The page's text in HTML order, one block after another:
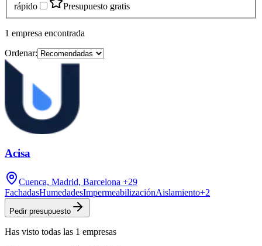
rápido
Presupuesto gratis
1 empresa encontrada
Ordenar:
Acisa
Cuenca, Madrid, Barcelona +29
FachadasHumedadesImpermeabilizaciónAislamiento+2
Pedir presupuesto
Has visto todas las 1 empresas